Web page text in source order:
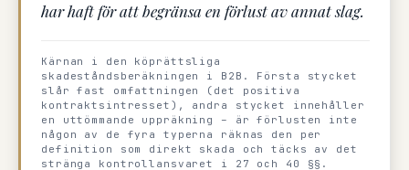
har haft för att begränsa en förlust av annat slag.
Kärnan i den köprättsliga
skadeståndsberäkningen i B2B. Första stycket
slår fast omfattningen (det positiva
kontraktsintresset), andra stycket innehåller
en uttömmande uppräkning – är förlusten inte
någon av de fyra typerna räknas den per
definition som direkt skada och täcks av det
stränga kontrollansvaret i 27 och 40 §§.